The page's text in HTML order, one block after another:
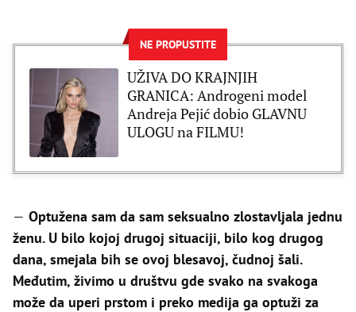
NE PROPUSTITE
UŽIVA DO KRAJNJIH
GRANICA: Androgeni model
Andreja Pejić dobio GLAVNU
ULOGU na FILMU!
— Optužena sam da sam seksualno zlostavljala jednu
ženu. U bilo kojoj drugoj situaciji, bilo kog drugog
dana, smejala bih se ovoj blesavoj, čudnoj šali.
Međutim, živimo u društvu gde svako na svakoga
može da uperi prstom i preko medija ga optuži za